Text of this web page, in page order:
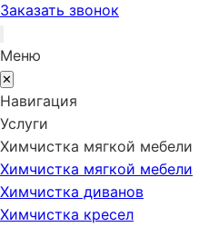
Заказать звонок
Меню
✕
Навигация
Услуги
Химчистка мягкой мебели
Химчистка мягкой мебели
Химчистка диванов
Химчистка кресел